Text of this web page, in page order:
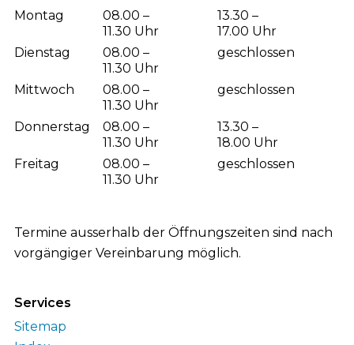
Wochentag Öffnungszeiten Vormittag
Montag
08.00 –
11.30 Uhr
13.30 –
17.00 Uhr
Dienstag
08.00 –
11.30 Uhr
geschlossen
Mittwoch
08.00 –
11.30 Uhr
geschlossen
Donnerstag
08.00 –
11.30 Uhr
13.30 –
18.00 Uhr
Freitag
08.00 –
11.30 Uhr
geschlossen
Termine ausserhalb der Öffnungszeiten sind nach
vorgängiger Vereinbarung möglich.
Services
Sitemap